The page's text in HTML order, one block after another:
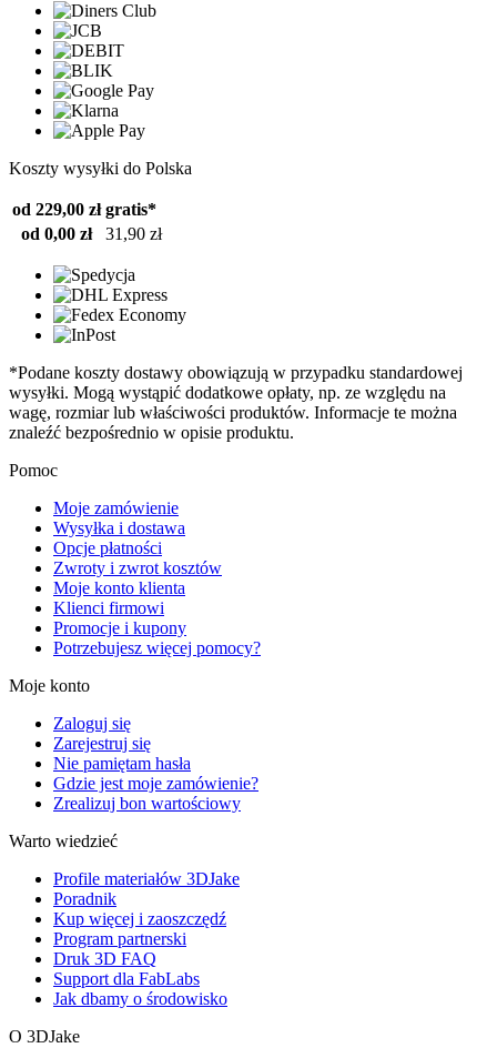
Koszty wysyłki do Polska
od 229,00 zł gratis*
od 0,00 zł
31,90 zł
*Podane koszty dostawy obowiązują w przypadku standardowej
wysyłki. Mogą wystąpić dodatkowe opłaty, np. ze względu na
wagę, rozmiar lub właściwości produktów. Informacje te można
znaleźć bezpośrednio w opisie produktu.
Pomoc
Moje zamówienie
Wysyłka i dostawa
Opcje płatności
Zwroty i zwrot kosztów
Moje konto klienta
Klienci firmowi
Promocje i kupony
Potrzebujesz więcej pomocy?
Moje konto
Zaloguj się
Zarejestruj się
Nie pamiętam hasła
Gdzie jest moje zamówienie?
Zrealizuj bon wartościowy
Warto wiedzieć
Profile materiałów 3DJake
Poradnik
Kup więcej i zaoszczędź
Program partnerski
Druk 3D FAQ
Support dla FabLabs
Jak dbamy o środowisko
O 3DJake